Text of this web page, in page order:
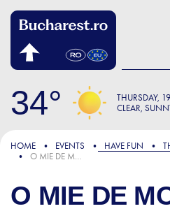
34 THURSDAY
CLEAR,
HOME EVENTS HAVE FUN
O MIE DE MOTIVE
O MIE DE